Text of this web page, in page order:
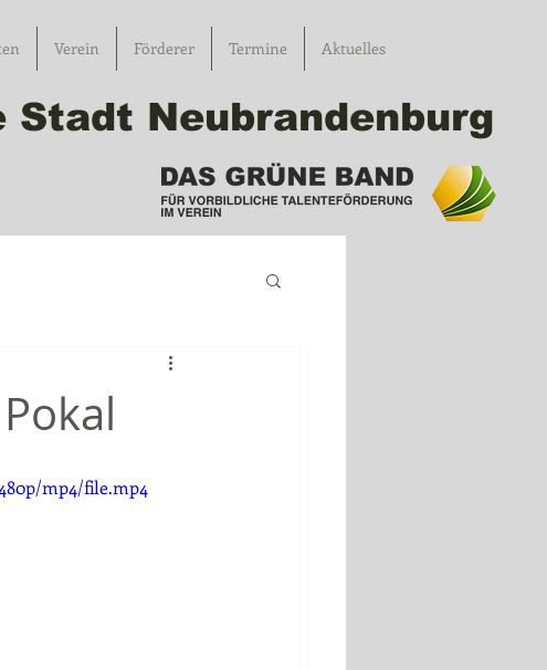
Verein Förderer Termine Aktuelles
Neubrandenburg
mp4/file.mp4